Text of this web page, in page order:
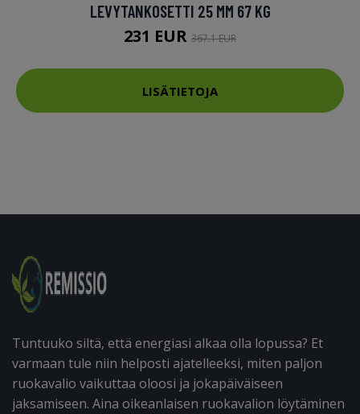
LEVYTANKOSETTI 25 MM 67 KG
231 EUR 367.1 EUR
LISÄTIETOJA
Tuntuuko siltä, että energiasi alkaa olla lopussa? Et
varmaan tule niin helposti ajatelleeksi, miten paljon
ruokavalio vaikuttaa oloosi ja jokapäiväiseen
jaksamiseen. Aina oikeanlaisen ruokavalion löytäminen